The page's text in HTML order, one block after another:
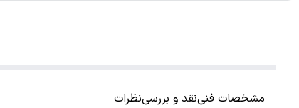
مشخصات فنینقد و بررسینظرات